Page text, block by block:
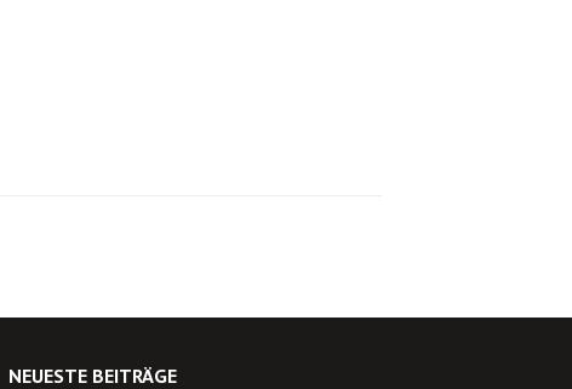
NEUESTE BEITRÄGE